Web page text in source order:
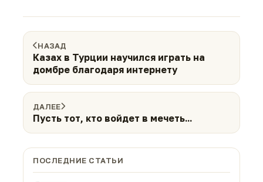
НАЗАД
Казах в Турции научился играть на
домбре благодаря интернету
ДАЛЕЕ
Пусть тот, кто войдет в мечеть...
ПОСЛЕДНИЕ СТАТЬИ